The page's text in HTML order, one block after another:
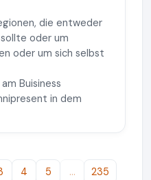
die entweder
oder um
oder um sich selbst
Buisiness
in dem
4 5 …
235